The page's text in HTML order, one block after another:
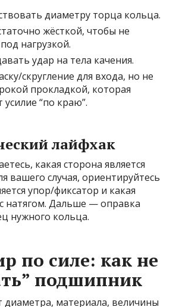
диаметру торца кольца.
жёсткой, чтобы не
нагрузкой.
удар на тела качения.
скругление для входа, но не
прокладкой, которая
усилие “по краю”.
лайфхак
какая сторона является
вашего случая, ориентируйтесь
упор/фиксатор и какая
натягом. Дальше — оправка
нужного кольца.
по силе: как не
подшипник
диаметра, материала, величины